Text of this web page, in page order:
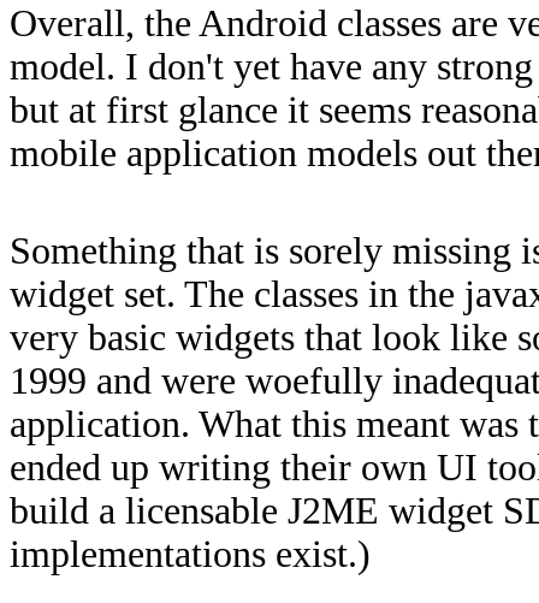
Overall, the Android classes are
model. I don't yet have any
but at first glance it seems
mobile application models out
Something that is sorely missing
widget set. The classes in the
very basic widgets that look like
1999 and were woefully
application. What this meant
ended up writing their own UI
build a licensable J2ME widget
implementations exist.)